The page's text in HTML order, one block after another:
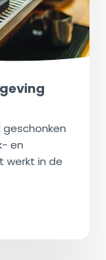
en
werkt in de